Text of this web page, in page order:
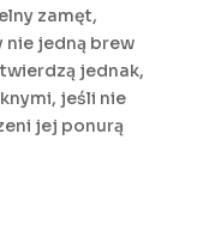
zamęt,
nie jedną brew
jednak,
jeśli nie
jej ponurą